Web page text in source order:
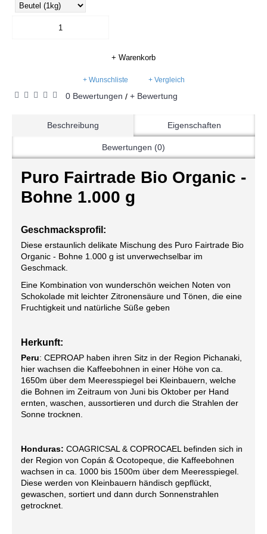
+ Warenkorb
+ Wunschliste + Vergleich
0 Bewertungen / + Bewertung
Beschreibung Eigenschaften
Bewertungen (0)
Puro Fairtrade Bio Organic -
Bohne 1.000 g
Geschmacksprofil:
Diese erstaunlich delikate Mischung des Puro Fairtrade Bio
Organic - Bohne 1.000 g ist unverwechselbar im
Geschmack.
Eine Kombination von wunderschön weichen Noten von
Schokolade mit leichter Zitronensäure und Tönen, die eine
Fruchtigkeit und natürliche Süße geben
Herkunft:
Peru: CEPROAP haben ihren Sitz in der Region Pichanaki,
hier wachsen die Kaffeebohnen in einer Höhe von ca.
1650m über dem Meeresspiegel bei Kleinbauern, welche
die Bohnen im Zeitraum von Juni bis Oktober per Hand
ernten, waschen, aussortieren und durch die Strahlen der
Sonne trocknen.
Honduras: COAGRICSAL & COPROCAEL befinden sich in
der Region von Copán & Ocotopeque, die Kaffeebohnen
wachsen in ca. 1000 bis 1500m über dem Meeresspiegel.
Diese werden von Kleinbauern händisch gepflückt,
gewaschen, sortiert und dann durch Sonnenstrahlen
getrocknet.